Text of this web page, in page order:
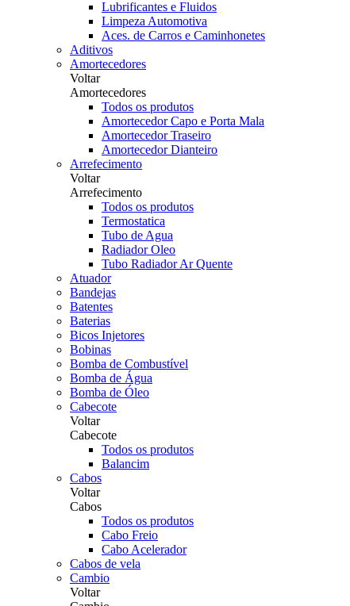
Lubrificantes e Fluidos
Limpeza Automotiva
Aces. de Carros e Caminhonetes
Aditivos
Amortecedores
Voltar
Amortecedores
Todos os produtos
Amortecedor Capo e Porta Mala
Amortecedor Traseiro
Amortecedor Dianteiro
Arrefecimento
Voltar
Arrefecimento
Todos os produtos
Termostatica
Tubo de Agua
Radiador Oleo
Tubo Radiador Ar Quente
Atuador
Bandejas
Batentes
Baterias
Bicos Injetores
Bobinas
Bomba de Combustível
Bomba de Água
Bomba de Óleo
Cabecote
Voltar
Cabecote
Todos os produtos
Balancim
Cabos
Voltar
Cabos
Todos os produtos
Cabo Freio
Cabo Acelerador
Cabos de vela
Cambio
Voltar